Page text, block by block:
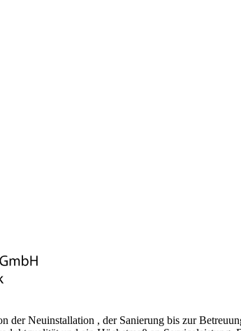
der Neuinstallation , der Sanierung bis zur